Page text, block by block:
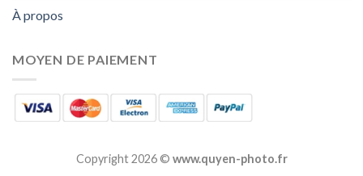
À propos
MOYEN DE PAIEMENT
Copyright 2026 © www.quyen-photo.fr